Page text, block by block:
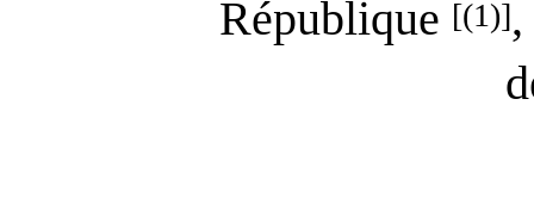
République [(1)],